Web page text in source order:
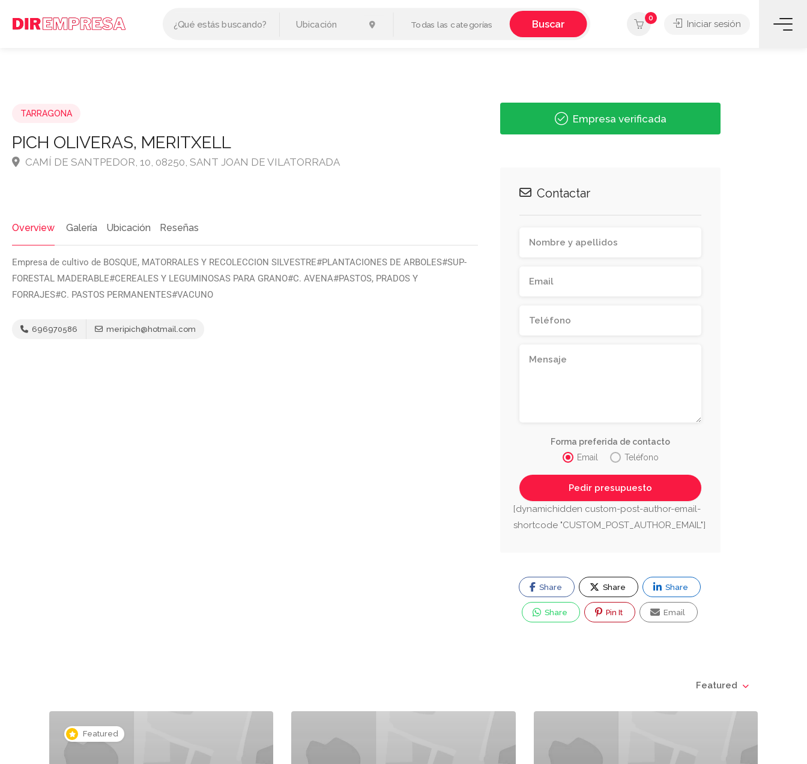
Todas las categorías Buscar 0
Iniciar sesión
TARRAGONA
PICH OLIVERAS, MERITXELL
CAMÍ DE SANTPEDOR, 10, 08250, SANT JOAN DE VILATORRADA
Overview Galería Ubicación Reseñas
Empresa de cultivo de BOSQUE, MATORRALES Y RECOLECCION SILVESTRE#PLANTACIONES DE ARBOLES#SUP-
FORESTAL MADERABLE#CEREALES Y LEGUMINOSAS PARA GRANO#C. AVENA#PASTOS, PRADOS Y
FORRAJES#C. PASTOS PERMANENTES#VACUNO
696970586 meripich@hotmail.com
Empresa verificada
Contactar
Forma preferida de contacto
Email
Teléfono
[dynamichidden custom-post-author-email-
shortcode "CUSTOM_POST_AUTHOR_EMAIL"]
Share Share Share
Share Pin It Email
Featured
Featured